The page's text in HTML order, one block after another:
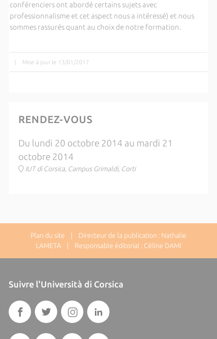
conférenciers ont abordé certains sujets avec
professionnalisme et cet aspect nous a intéressé) et nous
sommes rassurés quant au choix de notre formation.
| Mise à jour le 13/01/2017
RENDEZ-VOUS
Du lundi 20 octobre 2014 au mardi 21
octobre 2014
IUT di Corsica, Campus Grimaldi, Corti
Plan du site | Directeur de la publication : Nathalie
LAMETA | Responsable éditorial : Céline DAMI
Suivre l'Università di Corsica